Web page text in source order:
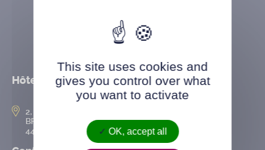
Hôtel de ville
2, rue de l’Hôtel-de-Ville
BP 50167
44802 Saint-Herblain cedex
This site uses cookies and
gives you control over what
you want to activate
OK, accept all